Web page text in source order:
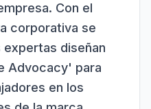
Con el
corporativa se
expertas diseñan
Advocacy' para
en los